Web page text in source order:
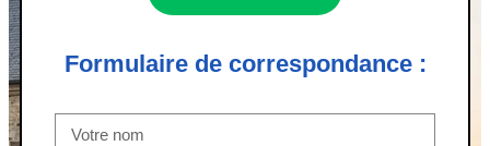
Formulaire de correspondance :